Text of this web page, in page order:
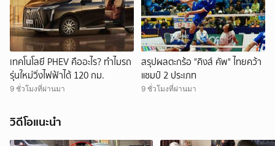
เทคโนโลยี PHEV คืออะไร? ทำไมรถ
รุ่นใหม่วิ่งไฟฟ้าได้ 120 กม.
9 ชั่วโมงที่ผ่านมา
สรุปผลตะกร้อ "คิงส์ คัพ" ไทยคว้า
แชมป์ 2 ประเภท
9 ชั่วโมงที่ผ่านมา
วิดีโอแนะนำ